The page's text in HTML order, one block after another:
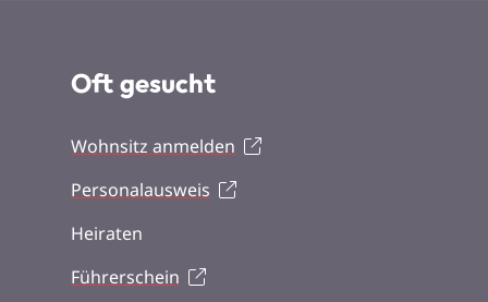
Oft gesucht
Wohnsitz anmelden
Personalausweis
Heiraten
Führerschein